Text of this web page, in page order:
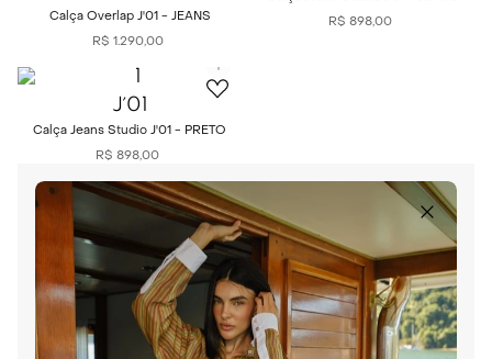
Calça Overlap J'01 - JEANS
R$ 1.290,00
R$ 898,00
J´01
Calça Jeans Studio J'01 - PRETO
R$ 898,00
A J’01 STUDIOé fruto da visão criativa
de Julia Arcangeli, que transforma a
alfaiataria em uma forma de arte.
Inspirada pela filosofia I Ching, a marca
combina estética funky, minimalismo e
um toque vintage, criando roupas que
expressam força, feminilidade e
liberdade.